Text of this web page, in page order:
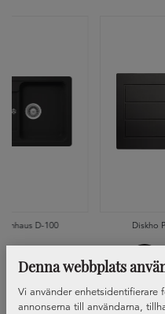
Denna webbplats
Vi använder enhetsidentifierare
annonserna till användarna,
D-100 Diskho